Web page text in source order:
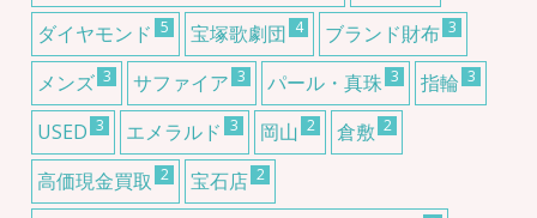
ダイヤモンド 5 宝塚歌劇団 4 ブランド財布 3
メンズ 3 サファイア 3 パール・真珠 3 指輪 3
USED 3 エメラルド 3 岡山 2 倉敷 2
高価現金買取 2 宝石店 2